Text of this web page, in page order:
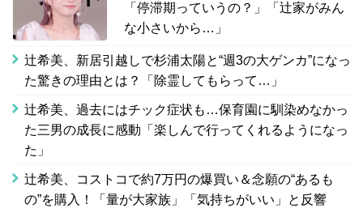
「停滞期っていうの？」「辻家がみん
な小さいから…」
辻希美、新居引越しで杉浦太陽と“週3の大ゲンカ”になっ
た驚きの理由とは？「除霊してもらって…」
辻希美、過去にはチック症状も…保育園に馴染めなかっ
た三男の成長に感動「楽しんで行ってくれるようになっ
た」
辻希美、コストコで約7万円の爆買い＆念願の“あるも
の”を購入！「量が大家族」「気持ちがいい」と反響